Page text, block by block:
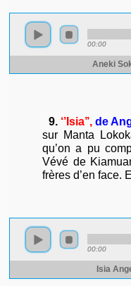
9. ‘’Isia’’, de
sur Manta
qu’on a pu
Vévé de
frères d’en face.